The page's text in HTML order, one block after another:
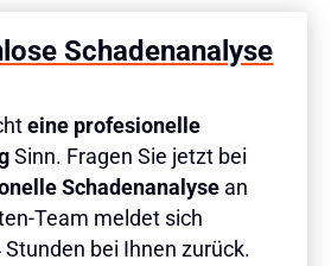
Schadenanalyse
eine profesionelle
Sinn. Fragen Sie jetzt bei
Schadenanalyse an
Team meldet sich
bei Ihnen zurück.